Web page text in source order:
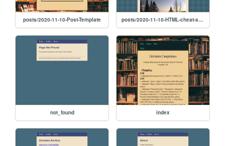
posts/2020-11-10-Post-Template posts/2020-11-10-HTML-cheat-sheet
not_found index